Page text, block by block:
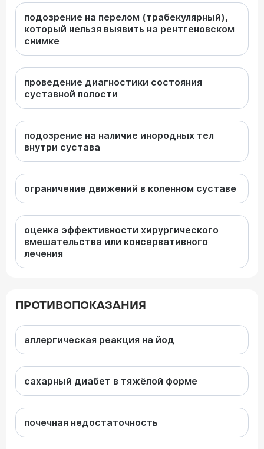
подозрение на перелом (трабекулярный),
который нельзя выявить на рентгеновском
снимке
проведение диагностики состояния
суставной полости
подозрение на наличие инородных тел
внутри сустава
ограничение движений в коленном суставе
оценка эффективности хирургического
вмешательства или консервативного
лечения
ПРОТИВОПОКАЗАНИЯ
аллергическая реакция на йод
сахарный диабет в тяжёлой форме
почечная недостаточность